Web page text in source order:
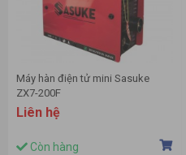
Máy hàn điện tử mini Sasuke
ZX7-200F
Liên hệ
Còn hàng